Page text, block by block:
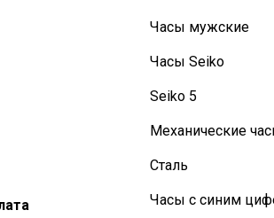
Часы мужские
Часы Seiko
Seiko 5
Механические
Сталь
Часы с синим